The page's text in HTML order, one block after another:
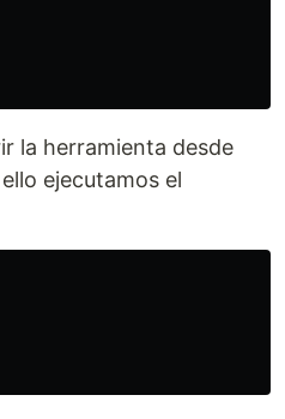
la herramienta desde
ejecutamos el